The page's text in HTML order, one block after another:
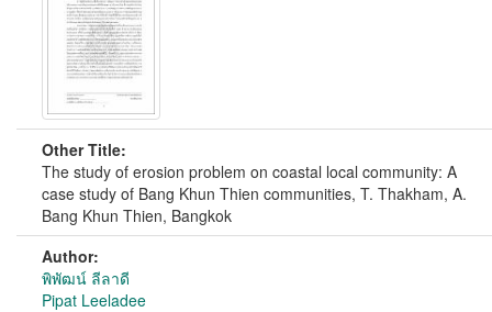
Other Title:
The study of erosion problem on coastal local community: A
case study of Bang Khun Thien communities, T. Thakham, A.
Bang Khun Thien, Bangkok
Author:
พิพัฒน์ ลีลาดี
Pipat Leeladee